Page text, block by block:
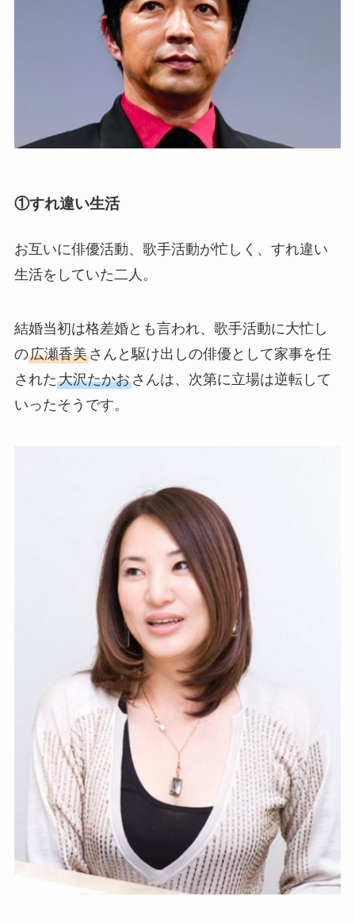
①すれ違い生活
お互いに俳優活動、歌手活動が忙しく、すれ違い
生活をしていた二人。
結婚当初は格差婚とも言われ、歌手活動に大忙し
の広瀬香美さんと駆け出しの俳優として家事を任
された大沢たかおさんは、次第に立場は逆転して
いったそうです。